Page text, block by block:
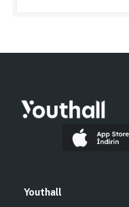
Youthall